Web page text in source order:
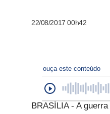
22/08/2017 00h42
ouça este conteúdo
BRASÍLIA - A